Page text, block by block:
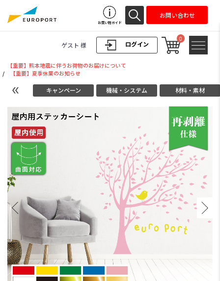
ログイン
ゲスト 様
0
お買い物ガイド
お問い合わせ
【重要】熊本地震に伴うお荷物のお届けについて
/
【重要】夏季休業のお知らせ
キャンペーン 機械・システム 材料・素材